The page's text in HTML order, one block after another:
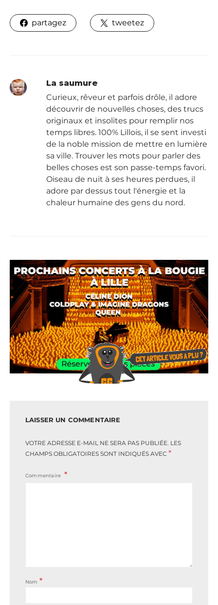
partagez tweetez
La saumure
Curieux, rêveur et parfois drôle, il adore
découvrir de nouvelles choses, des trucs
originaux et insolites pour remplir nos
temps libres. 100% Lillois, il se sent investi
de la noble mission de mettre en lumière
sa ville. Trouver les mots pour parler des
belles choses est son passe-temps favori.
Oiseau de nuit à ses heures perdues, il
adore par dessus tout l'énergie et la
chaleur humaine des gens du nord.
LAISSER UN COMMENTAIRE
VOTRE ADRESSE E-MAIL NE SERA PAS PUBLIÉE. LES
CHAMPS OBLIGATOIRES SONT INDIQUÉS AVEC *
Commentaire
Nom *